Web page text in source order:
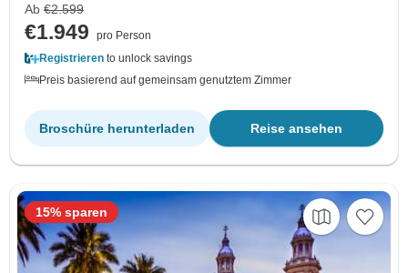
Ab €2.599
€1.949
pro Person
Registrieren to unlock savings
Preis basierend auf gemeinsam genutztem Zimmer
Reise ansehen
Broschüre herunterladen
15% sparen